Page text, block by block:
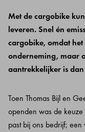
Met de cargobike
leveren. Snel én
cargobike, omdat
onderneming, maar
aantrekkelijker is
Toen Thomas Bijl en
openden was de
past bij ons bedrijf;